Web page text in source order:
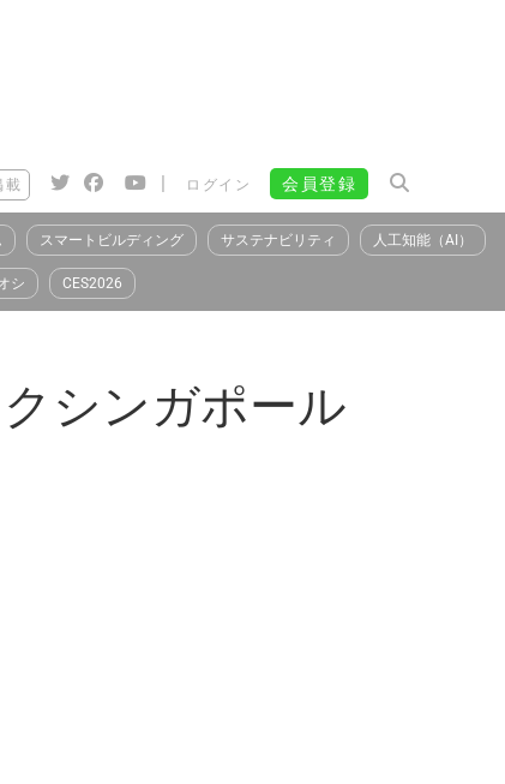
載 | ログイン 会員登録
スマートビルディング サステナビリティ 人工知能（AI）
シ CES2026
シンガポール